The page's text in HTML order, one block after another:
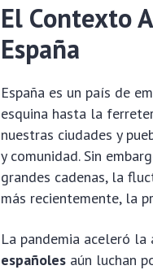
El Contexto
España
España es un país de
esquina hasta la
nuestras ciudades y
y comunidad. Sin
grandes cadenas, la
más recientemente, la
La pandemia aceleró
españoles aún luchan